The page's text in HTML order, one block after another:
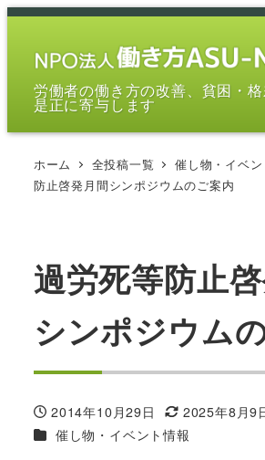
メ
労働者の働き方の改善、貧困・
是正に寄与します
ホーム 全投稿一覧 催し物・イベ
防止啓発月間シンポジウムのご案内
過労死等防止
シンポジウム
投稿日
2014年10月29日
更新日
2025年8月9
カテゴリー
催し物・イベント情報